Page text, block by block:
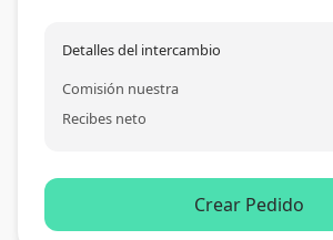
Detalles del intercambio
Comisión nuestra
Recibes neto
Crear Pedido